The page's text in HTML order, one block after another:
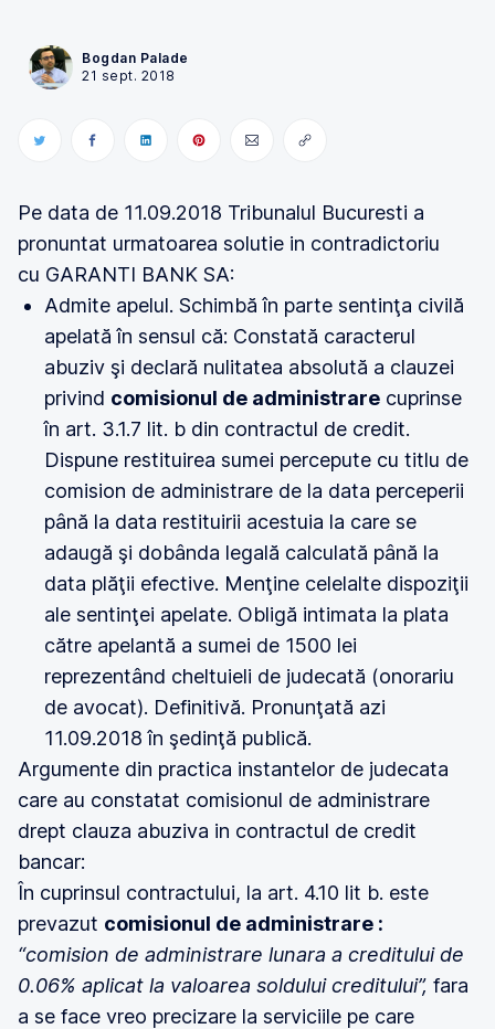
Bogdan Palade
21 sept. 2018
Pe data de 11.09.2018 Tribunalul Bucuresti a
pronuntat urmatoarea solutie in contradictoriu
cu GARANTI BANK SA:
Admite apelul. Schimbă în parte sentinţa civilă
apelată în sensul că: Constată caracterul
abuziv şi declară nulitatea absolută a clauzei
privind comisionul de administrare cuprinse
în art. 3.1.7 lit. b din contractul de credit.
Dispune restituirea sumei percepute cu titlu de
comision de administrare de la data perceperii
până la data restituirii acestuia la care se
adaugă şi dobânda legală calculată până la
data plăţii efective. Menţine celelalte dispoziţii
ale sentinţei apelate. Obligă intimata la plata
către apelantă a sumei de 1500 lei
reprezentând cheltuieli de judecată (onorariu
de avocat). Definitivă. Pronunţată azi
11.09.2018 în şedinţă publică.
Argumente din practica instantelor de judecata
care au constatat comisionul de administrare
drept clauza abuziva in contractul de credit
bancar:
În cuprinsul contractului, la art. 4.10 lit b. este
prevazut comisionul de administrare :
“comision de administrare lunara a creditului de
0.06% aplicat la valoarea soldului creditului”, fara
a se face vreo precizare la serviciile pe care